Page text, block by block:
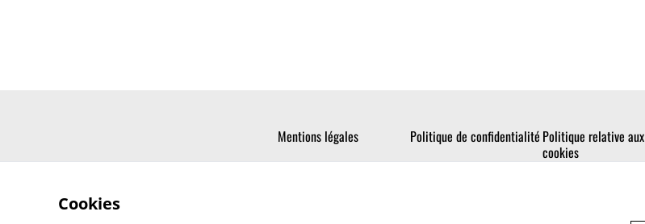
Mentions légales Politique de confidentialité Politique relative aux
cookies
Cookies